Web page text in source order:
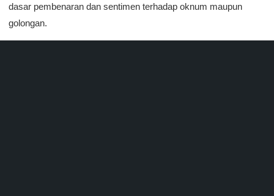
dasar pembenaran dan sentimen terhadap oknum maupun
golongan.